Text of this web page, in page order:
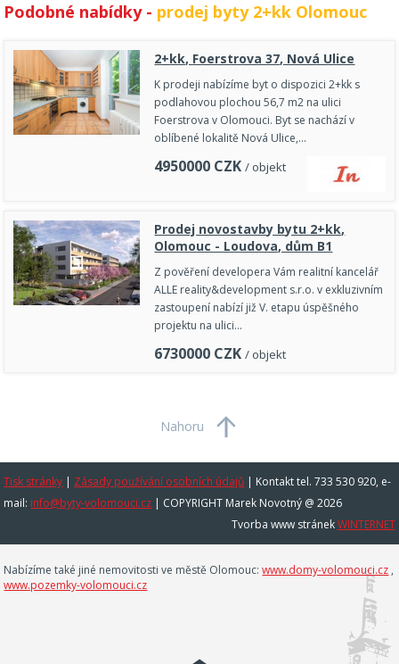
Podobné nabídky - prodej byty 2+kk Olomouc
2+kk, Foerstrova 37, Nová Ulice
K prodeji nabízíme byt o dispozici 2+kk s
podlahovou plochou 56,7 m2 na ulici
Foerstrova v Olomouci. Byt se nachází v
oblíbené lokalitě Nová Ulice,…
4950000 CZK / objekt
Prodej novostavby bytu 2+kk,
Olomouc - Loudova, dům B1
Z pověření developera Vám realitní kancelář
ALLE reality&development s.r.o. v exkluzivním
zastoupení nabízí již V. etapu úspěšného
projektu na ulici…
6730000 CZK / objekt
Nahoru
Tisk stránky | Zásady používání osobních údajů | Kontakt tel. 733 530 920, e-
mail: info@byty-volomouci.cz | COPYRIGHT Marek Novotný @ 2026
Tvorba www stránekWINTERNET
Nabízíme také jiné nemovitosti ve městě Olomouc:www.domy-volomouci.cz ,
www.pozemky-volomouci.cz